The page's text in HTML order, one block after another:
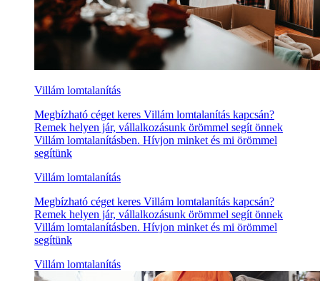
Villám lomtalanítás
Megbízható céget keres Villám lomtalanítás kapcsán?
Remek helyen jár, vállalkozásunk örömmel segít önnek
Villám lomtalanításben. Hívjon minket és mi örömmel
segítünk
Villám lomtalanítás
Megbízható céget keres Villám lomtalanítás kapcsán?
Remek helyen jár, vállalkozásunk örömmel segít önnek
Villám lomtalanításben. Hívjon minket és mi örömmel
segítünk
Villám lomtalanítás